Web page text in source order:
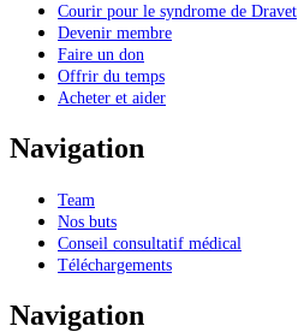
Courir pour le syndrome de Dravet
Devenir membre
Faire un don
Offrir du temps
Acheter et aider
Navigation
Team
Nos buts
Conseil consultatif médical
Téléchargements
Navigation